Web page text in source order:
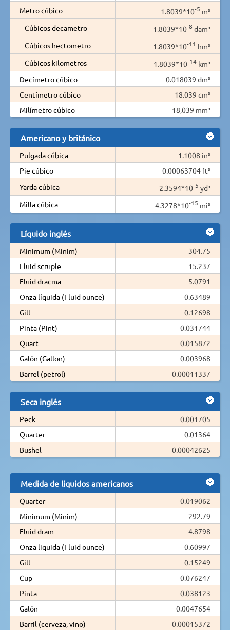
Metro cúbico
1.8039*10-5 m³
Cúbicos decametro
1.8039*10-8 dam³
Cúbicos hectometro
1.8039*10-11 hm³
Cúbicos kilometros
1.8039*10-14 km³
Decímetro cúbico
0.018039 dm³
Centímetro cúbico
18.039 cm³
Milímetro cúbico
18,039 mm³
Americano y británico
Pulgada cúbica
1.1008 in³
Pie cúbico
0.00063704 ft³
Yarda cúbica
2.3594*10-5 yd³
Milla cúbica
4.3278*10-15 mi³
Líquido inglés
Minimum (Minim)
304.75
Fluid scruple
15.237
Fluid dracma
5.0791
Onza líquida (Fluid ounce)
0.63489
Gill
0.12698
Pinta (Pint)
0.031744
Quart
0.015872
Galón (Gallon)
0.003968
Barrel (petrol)
0.00011337
Seca inglés
Peck
0.001705
Quarter
0.01364
Bushel
0.00042625
Medida de liquidos americanos
Quarter
0.019062
Minimum (Minim)
292.79
Fluid dram
4.8798
Onza liquida (Fluid ounce)
0.60997
Gill
0.15249
Cup
0.076247
Pinta
0.038123
Galón
0.0047654
Barril (cerveza, vino)
0.00015372